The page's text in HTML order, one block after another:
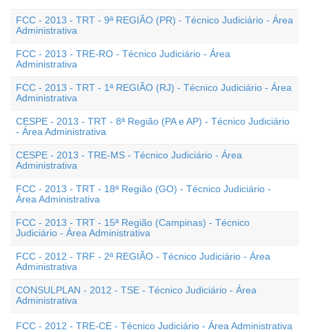
FCC - 2013 - TRT - 9ª REGIÃO (PR) - Técnico Judiciário - Área
Administrativa
FCC - 2013 - TRE-RO - Técnico Judiciário - Área
Administrativa
FCC - 2013 - TRT - 1ª REGIÃO (RJ) - Técnico Judiciário - Área
Administrativa
CESPE - 2013 - TRT - 8ª Região (PA e AP) - Técnico Judiciário
- Área Administrativa
CESPE - 2013 - TRE-MS - Técnico Judiciário - Área
Administrativa
FCC - 2013 - TRT - 18ª Região (GO) - Técnico Judiciário -
Área Administrativa
FCC - 2013 - TRT - 15ª Região (Campinas) - Técnico
Judiciário - Área Administrativa
FCC - 2012 - TRF - 2ª REGIÃO - Técnico Judiciário - Área
Administrativa
CONSULPLAN - 2012 - TSE - Técnico Judiciário - Área
Administrativa
FCC - 2012 - TRE-CE - Técnico Judiciário - Área Administrativa